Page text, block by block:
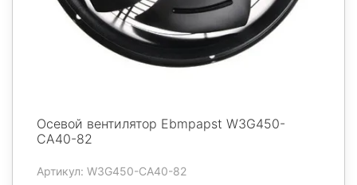
Осевой вентилятор Ebmpapst W3G450-
CA40-82
Артикул: W3G450-CA40-82